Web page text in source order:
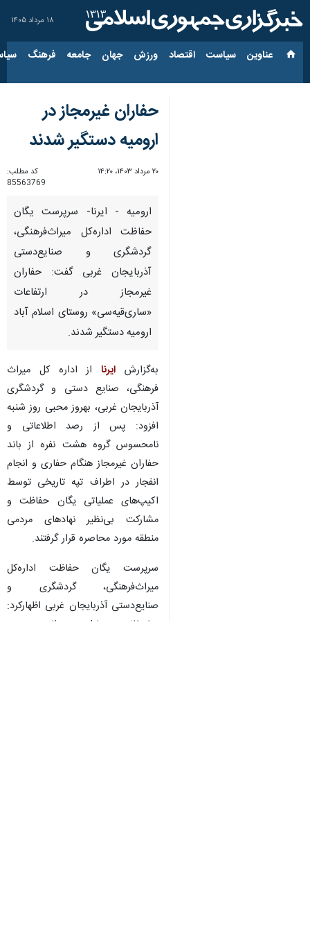
۱۸ مرداد ۱۴۰۵
عناوین‌ سیاست اقتصاد ورزش جهان جامعه فرهنگ
حفاران غیرمجاز در
ارومیه دستگیر شدند
۲۰ مرداد ۱۴۰۳، ۱۴:۲۰
کد مطلب:
85563769
ارومیه - ایرنا- سرپرست یگان
حفاظت اداره‌کل میراث‌فرهنگی،
گردشگری و صنایع‌دستی
آذربایجان غربی گفت: حفاران
غیرمجاز در ارتفاعات
«ساری‌قیه‌سی» روستای اسلام آباد
ارومیه دستگیر شدند.
به‌گزارش ایرنااز اداره کل میراث
فرهنگی، صنایع دستی و گردشگری
آذربایجان غربی، بهروز محبی روز شنبه
افزود: پس از رصد اطلاعاتی و
نامحسوس گروه هشت نفره از باند
حفاران غیرمجاز هنگام حفاری و انجام
انفجار در اطراف تپه تاریخی توسط
اکیپ‌های عملیاتی یگان حفاظت و
مشارکت بی‌نظیر نهادهای مردمی
منطقه مورد محاصره قرار گرفتند.
سرپرست یگان حفاظت اداره‌کل
میراث‌فرهنگی، گردشگری و
صنایع‌دستی آذربایجان غربی اظهارکرد:
متاسفانه به دلیل صعب‌العبور بودن